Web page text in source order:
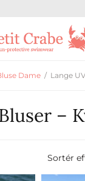
Dame / Lange
–